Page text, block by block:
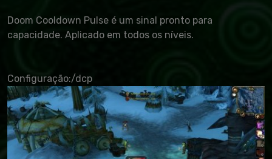
Doom Cooldown Pulse é um sinal pronto para
capacidade. Aplicado em todos os níveis.
Configuração:/dcp